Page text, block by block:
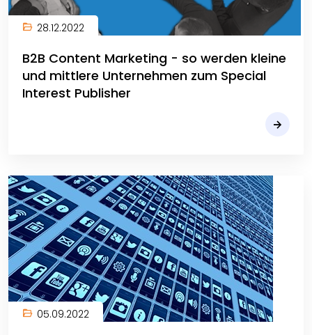
28.12.2022
B2B Content Marketing - so werden kleine
und mittlere Unternehmen zum Special
Interest Publisher
05.09.2022